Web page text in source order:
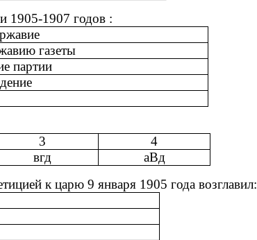
1905-1907 годов :
газеты
партии
3
4
вгд
аВд
к царю 9 января 1905 года возглавил: